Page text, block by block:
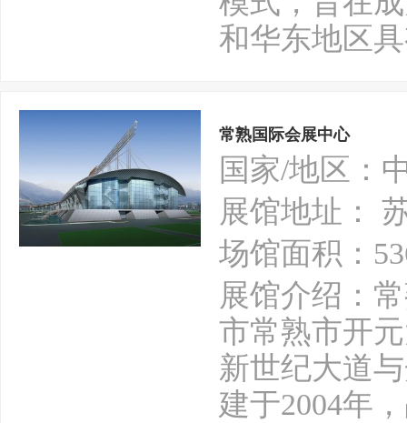
和华东地区
常熟国际会展中心
国家/地区：
展馆地址：
场馆面积：
展馆介绍：
市常熟市开
新世纪大道
建于2004年